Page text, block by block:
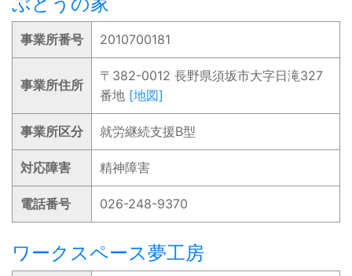
事業所番号 2010700181
事業所住所
〒382-0012 長野県須坂市大字日滝327
番地 [地図]
事業所区分 就労継続支援B型
対応障害 精神障害
電話番号 026-248-9370
ワークスペース夢工房